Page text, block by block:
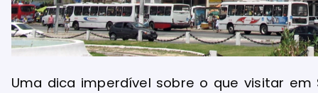
Uma dica imperdível sobre o que visitar